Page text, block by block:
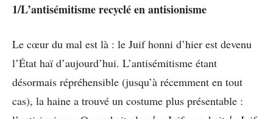
1/L’antisémitisme recyclé en antisionisme
Le cœur du mal est là : le Juif honni d’hier est devenu
l’État haï d’aujourd’hui. L’antisémitisme étant
désormais répréhensible (jusqu’à récemment en tout
cas), la haine a trouvé un costume plus présentable :